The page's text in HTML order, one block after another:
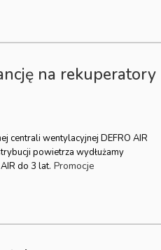
na rekuperatory
centrali wentylacyjnej DEFRO AIR
powietrza wydłużamy
do 3 lat. Promocje